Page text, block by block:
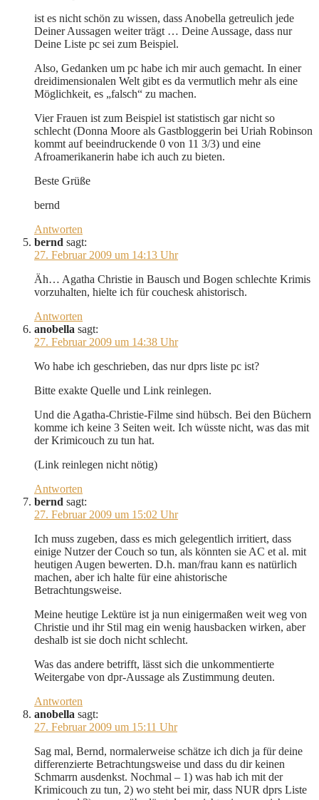
ist es nicht schön zu wissen, dass Anobella getreulich jede
Deiner Aussagen weiter trägt … Deine Aussage, dass nur
Deine Liste pc sei zum Beispiel.
Also, Gedanken um pc habe ich mir auch gemacht. In einer
dreidimensionalen Welt gibt es da vermutlich mehr als eine
Möglichkeit, es „falsch“ zu machen.
Vier Frauen ist zum Beispiel ist statistisch gar nicht so
schlecht (Donna Moore als Gastbloggerin bei Uriah Robinson
kommt auf beeindruckende 0 von 11 3/3) und eine
Afroamerikanerin habe ich auch zu bieten.
Beste Grüße
bernd
Antworten
bernd sagt:
27. Februar 2009 um 14:13 Uhr
Äh… Agatha Christie in Bausch und Bogen schlechte Krimis
vorzuhalten, hielte ich für couchesk ahistorisch.
Antworten
anobella sagt:
27. Februar 2009 um 14:38 Uhr
Wo habe ich geschrieben, das nur dprs liste pc ist?
Bitte exakte Quelle und Link reinlegen.
Und die Agatha-Christie-Filme sind hübsch. Bei den Büchern
komme ich keine 3 Seiten weit. Ich wüsste nicht, was das mit
der Krimicouch zu tun hat.
(Link reinlegen nicht nötig)
Antworten
bernd sagt:
27. Februar 2009 um 15:02 Uhr
Ich muss zugeben, dass es mich gelegentlich irritiert, dass
einige Nutzer der Couch so tun, als könnten sie AC et al. mit
heutigen Augen bewerten. D.h. man/frau kann es natürlich
machen, aber ich halte für eine ahistorische
Betrachtungsweise.
Meine heutige Lektüre ist ja nun einigermaßen weit weg von
Christie und ihr Stil mag ein wenig hausbacken wirken, aber
deshalb ist sie doch nicht schlecht.
Was das andere betrifft, lässt sich die unkommentierte
Weitergabe von dpr-Aussage als Zustimmung deuten.
Antworten
anobella sagt:
27. Februar 2009 um 15:11 Uhr
Sag mal, Bernd, normalerweise schätze ich dich ja für deine
differenzierte Betrachtungsweise und dass du dir keinen
Schmarrn ausdenkst. Nochmal – 1) was hab ich mit der
Krimicouch zu tun, 2) wo steht bei mir, dass NUR dprs Liste